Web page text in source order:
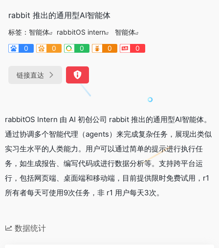
rabbit 推出的通用型AI智能体
标签： 智能体 rabbitOS intern
智能体
0
0 0 0 0
链接直达
rabbitOS Intern 由 AI 初创公司 rabbit 推出的通用型AI智能体。
通过协调多个智能代理（agents）来完成复杂任务，展现出类似
实习生水平的人类能力。用户可以通过简单的提示进行执行任
务，如生成报告、编写代码或进行数据分析等。支持跨平台运
行，包括网页端、桌面端和移动端，目前提供限时免费试用，r1
所有者每天可使用9次任务，非 r1 用户每天3次。
数据统计